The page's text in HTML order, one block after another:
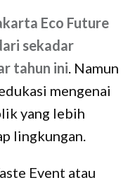
Eco Future
sekadar
tahun ini. Namun
mengenai
yang lebih
lingkungan.
Event atau